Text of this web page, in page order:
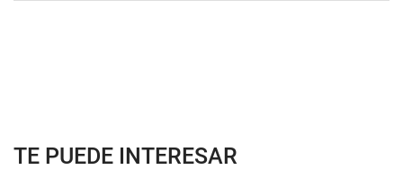
TE PUEDE INTERESAR